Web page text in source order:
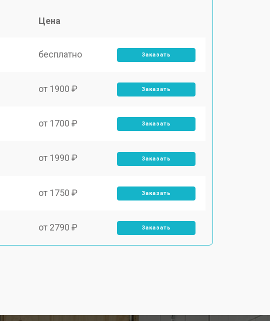
Цена
бесплатно Заказать
от 1900 ₽ Заказать
от 1700 ₽ Заказать
от 1990 ₽ Заказать
от 1750 ₽ Заказать
от 2790 ₽ Заказать